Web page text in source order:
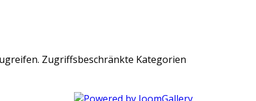
Zugriffsbeschränkte Kategorien